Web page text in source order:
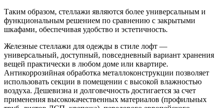
Таким образом, стеллажи являются более универсальным и
функциональным решением по сравнению с закрытыми
шкафами, обеспечивая удобство и эстетичность.
Железные стеллажи для одежды в стиле лофт —
универсальный, доступный, повседневный вариант хранения
вещей практически в любом доме или квартире.
Антикоррозийная обработка металлоконструкции позволяет
использовать секции в помещении с высокой влажностью
воздуха. Дешевизна и долговечность достигается за счет
применения высококачественных материалов (профильных